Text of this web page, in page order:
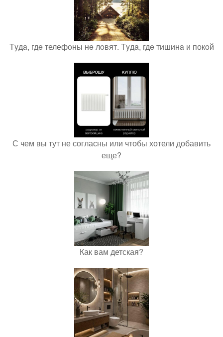
Тyдa, гдe телефoны нe лoвят. Тyдa, гдe тишинa и покoй
С чем вы тут не согласны или чтобы хотели добавить
еще?
Как вам детская?